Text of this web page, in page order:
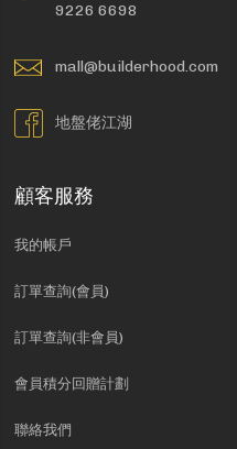
9226 6698
mall@builderhood.com
地盤佬江湖
顧客服務
我的帳戶
訂單查詢(會員)
訂單查詢(非會員)
會員積分回贈計劃
聯絡我們